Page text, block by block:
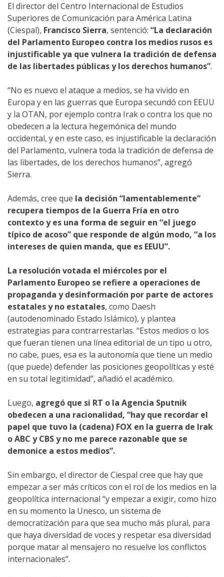
El director del Centro Internacional de Estudios
Superiores de Comunicación para América Latina
(Ciespal), Francisco Sierra, sentenció: “La declaración
del Parlamento Europeo contra los medios rusos es
injustificable ya que vulnera la tradición de defensa
de las libertades públicas y los derechos humanos”.
“No es nuevo el ataque a medios, se ha vivido en
Europa y en las guerras que Europa secundó con EEUU
y la OTAN, por ejemplo contra Irak o contra los que no
obedecen a la lectura hegemónica del mundo
occidental, y en este caso, es injustificable la declaración
del Parlamento, vulnera toda la tradición de defensa de
las libertades, de los derechos humanos”, agregó
Sierra.
Además, cree que la decisión “lamentablemente”
recupera tiempos de la Guerra Fría en otro
contexto y es una forma de seguir en “el juego
típico de acoso” que responde de algún modo, “a los
intereses de quien manda, que es EEUU”.
La resolución votada el miércoles por el
Parlamento Europeo se refiere a operaciones de
propaganda y desinformación por parte de actores
estatales y no estatales, como Daesh
(autodenominado Estado Islámico), y plantea
estrategias para contrarrestarlas. “Estos medios o los
que fueran tienen una línea editorial de un tipo u otro,
no cabe, pues, esa es la autonomía que tiene un medio
(que puede) defender las posiciones geopolíticas y esté
en su total legitimidad”, añadió el académico.
Luego, agregó que si RT o la Agencia Sputnik
obedecen a una racionalidad, “hay que recordar el
papel que tuvo la (cadena) FOX en la guerra de Irak
o ABC y CBS y no me parece razonable que se
demonice a estos medios”.
Sin embargo, el director de Ciespal cree que hay que
empezar a ser más críticos con el rol de los medios en la
geopolítica internacional “y empezar a exigir, como hizo
en su momento la Unesco, un sistema de
democratización para que sea mucho más plural, para
que haya diversidad de voces y respetar esa diversidad
porque matar al mensajero no resuelve los conflictos
internacionales”.